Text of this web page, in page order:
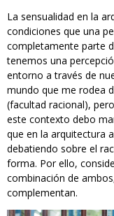
La sensualidad en la
condiciones que una
completamente parte
tenemos una
entorno a través de
mundo que me rodea
(facultad racional),
este contexto debo
que en la arquitectura
debatiendo sobre el
forma. Por ello,
combinación de
complementan.